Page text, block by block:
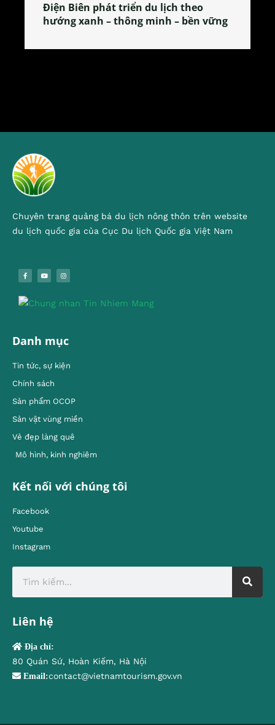
Làng làm bánh tẻ Phú Nhi – nơi lan
tỏa đặc sản xứ Đoài
Chuyên trang quảng bá du lịch nông thôn trên website
du lịch quốc gia của Cục Du lịch Quốc gia Việt Nam
Danh mục
Tin tức, sự kiện
Chính sách
Sản phẩm OCOP
Sản vật vùng miền
Vẻ đẹp làng quê
Mô hình, kinh nghiêm
Kết nối với chúng tôi
Facebook
Youtube
Instagram
Liên hệ
Địa chỉ:
80 Quán Sứ, Hoàn Kiếm, Hà Nội
Email:contact@vietnamtourism.gov.vn